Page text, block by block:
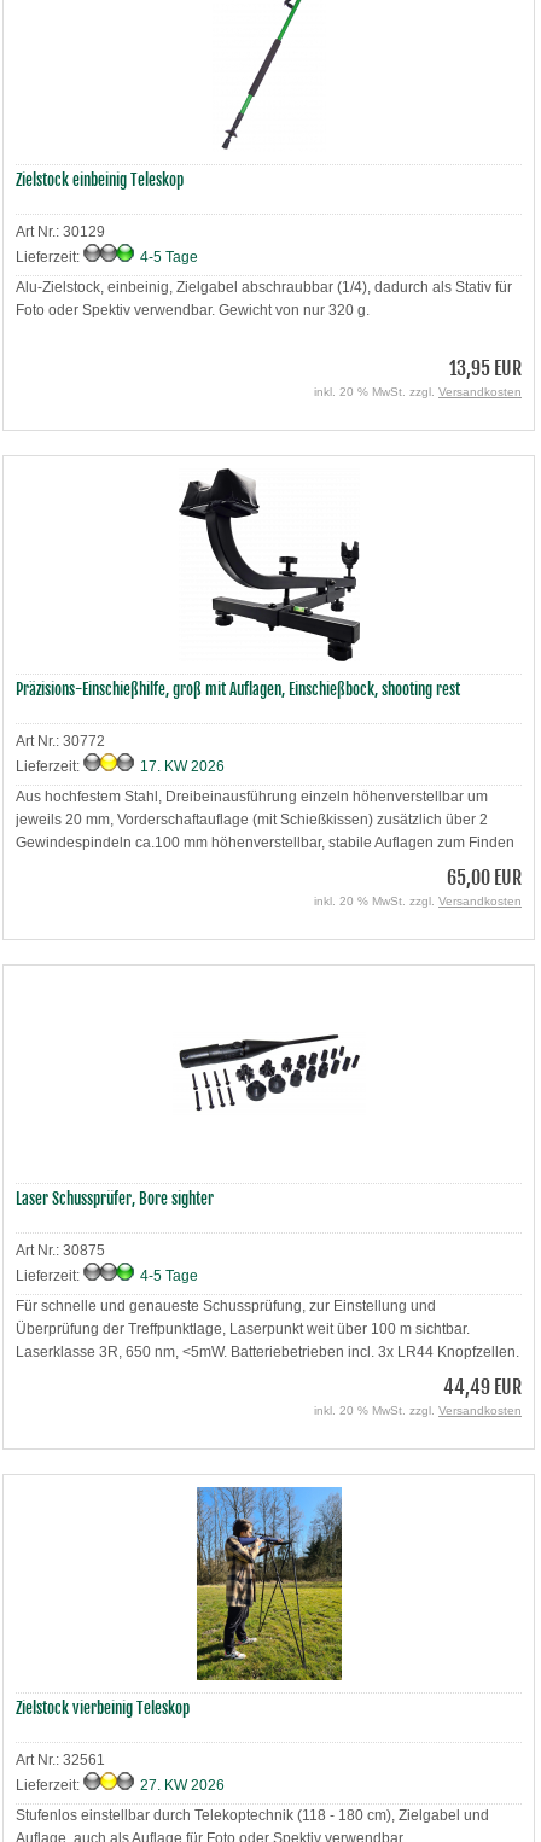
Zielstock einbeinig Teleskop
Art Nr.: 30129
Lieferzeit:
4-5 Tage
Alu-Zielstock, einbeinig, Zielgabel abschraubbar (1/4), dadurch als Stativ für
Foto oder Spektiv verwendbar. Gewicht von nur 320 g.
13,95 EUR
inkl. 20 % MwSt. zzgl. Versandkosten
Präzisions-Einschießhilfe, groß mit Auflagen, Einschießbock, shooting rest
Art Nr.: 30772
Lieferzeit:
17. KW 2026
Aus hochfestem Stahl, Dreibeinausführung einzeln höhenverstellbar um
jeweils 20 mm, Vorderschaftauflage (mit Schießkissen) zusätzlich über 2
Gewindespindeln ca.100 mm höhenverstellbar, stabile Auflagen zum Finden
65,00 EUR
inkl. 20 % MwSt. zzgl. Versandkosten
Laser Schussprüfer, Bore sighter
Art Nr.: 30875
Lieferzeit:
4-5 Tage
Für schnelle und genaueste Schussprüfung, zur Einstellung und
Überprüfung der Treffpunktlage, Laserpunkt weit über 100 m sichtbar.
Laserklasse 3R, 650 nm, <5mW. Batteriebetrieben incl. 3x LR44 Knopfzellen.
44,49 EUR
inkl. 20 % MwSt. zzgl. Versandkosten
Zielstock vierbeinig Teleskop
Art Nr.: 32561
Lieferzeit:
27. KW 2026
Stufenlos einstellbar durch Telekoptechnik (118 - 180 cm), Zielgabel und
Auflage, auch als Auflage für Foto oder Spektiv verwendbar